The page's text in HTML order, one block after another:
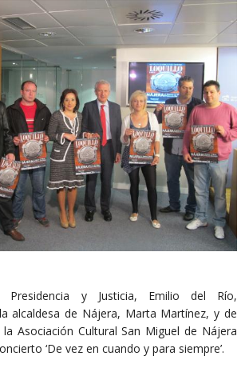
y Justicia, Emilio del Río,
alcaldesa de Nájera, Marta Martínez, y de
Asociación Cultural San Miguel de Nájera
‘De vez en cuando y para siempre’.